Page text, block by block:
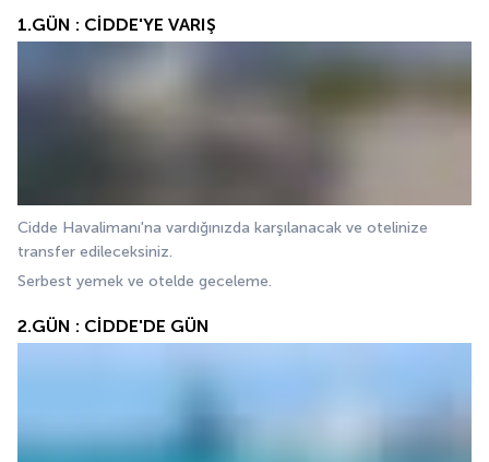
1.GÜN : CİDDE'YE VARIŞ
Cidde Havalimanı'na vardığınızda karşılanacak ve otelinize
transfer edileceksiniz.
Serbest yemek ve otelde geceleme.
2.GÜN : CİDDE'DE GÜN